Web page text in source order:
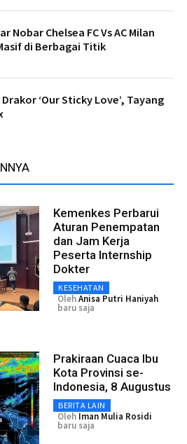
Nobar Chelsea FC Vs AC Milan
di Berbagai Titik
‘Our Sticky Love’, Tayang
Kemenkes Perbarui
Aturan Penempatan
dan Jam Kerja
Peserta Internship
Dokter
KESEHATAN
OlehAnisa Putri Haniyah
baru saja
Prakiraan Cuaca Ibu
Kota Provinsi se-
Indonesia, 8 Augustus
BERITA LAIN
Oleh Iman Mulia Rosidi
baru saja